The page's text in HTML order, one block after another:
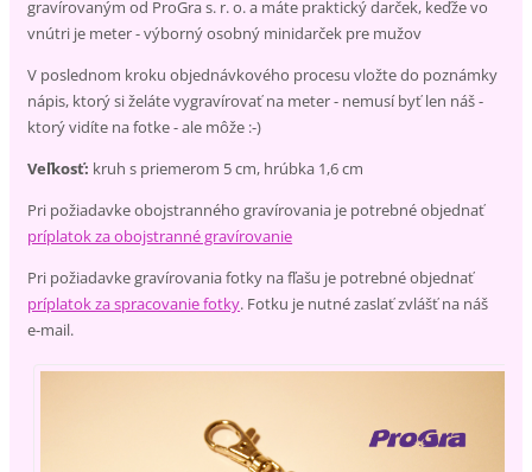
gravírovaným od ProGra s. r. o. a máte praktický darček, keďže vo
vnútri je meter - výborný osobný minidarček pre mužov
V poslednom kroku objednávkového procesu vložte do poznámky
nápis, ktorý si želáte vygravírovať na meter - nemusí byť len náš -
ktorý vidíte na fotke - ale môže :-)
Veľkosť: kruh s priemerom 5 cm, hrúbka 1,6 cm
Pri požiadavke obojstranného gravírovania je potrebné objednať
príplatok za obojstranné gravírovanie
Pri požiadavke gravírovania fotky na fľašu je potrebné objednať
príplatok za spracovanie fotky. Fotku je nutné zaslať zvlášť na náš
e-mail.